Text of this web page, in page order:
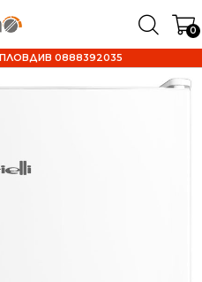
0
0888392035